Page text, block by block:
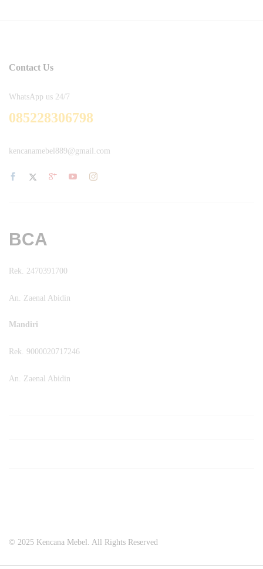
Contact Us
WhatsApp us 24/7
085228306798
kencanamebel889@gmail.com
BCA
Rek. 2470391700
An. Zaenal Abidin
Mandiri
Rek. 9000020717246
An. Zaenal Abidin
© 2025 Kencana Mebel. All Rights Reserved